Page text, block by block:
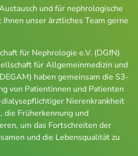
und für nephrologische
unser ärztliches Team gerne
für Nephrologie e.V. (DGfN)
für Allgemeinmedizin und
haben gemeinsam die S3-
von Patientinnen und Patienten
Nierenkrankheit
Früherkennung und
um das Fortschreiten der
und die Lebensqualität zu